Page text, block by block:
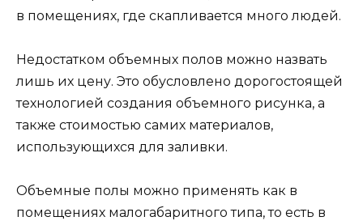
в помещениях, где скапливается много людей.
Недостатком объемных полов можно назвать
лишь их цену. Это обусловлено дорогостоящей
технологией создания объемного рисунка, а
также стоимостью самих материалов,
использующихся для заливки.
Объемные полы можно применять как в
помещениях малогабаритного типа, то есть в